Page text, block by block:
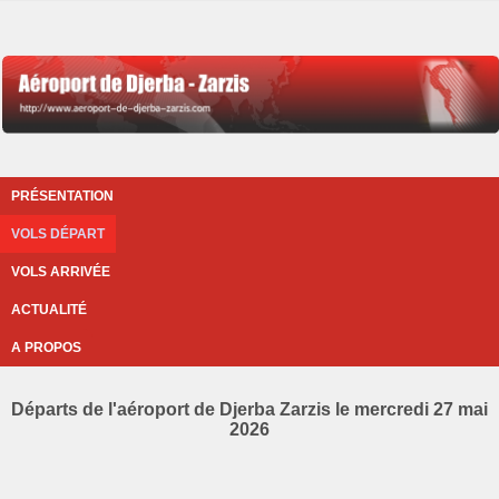
PRÉSENTATION
VOLS DÉPART
VOLS ARRIVÉE
ACTUALITÉ
A PROPOS
Départs de l'aéroport de Djerba Zarzis le mercredi 27 mai
2026